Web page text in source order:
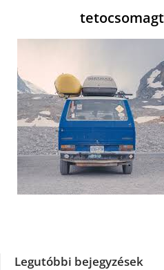
Legutóbbi bejegyzések